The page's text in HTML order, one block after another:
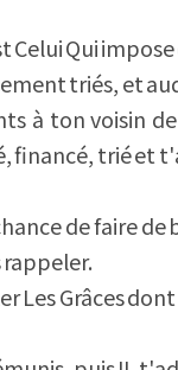
Qui
triés, et
à ton voisin
financé, trié et
de faire
Grâces